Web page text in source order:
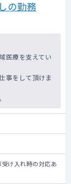
の勤務
医療を支えてい
事をして頂けま
け入れ時の対応あ